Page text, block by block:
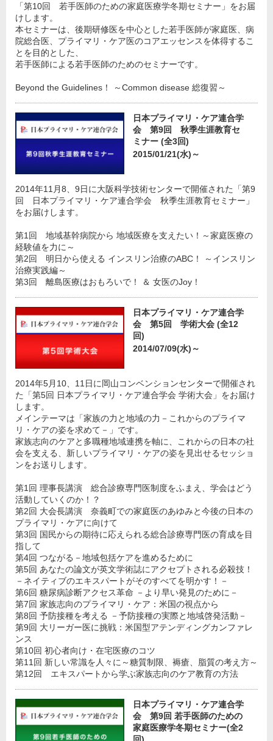
「第10回 若手医師のための家庭医療学冬期セミナー」をお届
けします。
本セミナーは、後期研修医を中心とした若手医師が家庭医、病
院総合医、プライマリ・ケア医のコアエッセンスを体得するこ
とを目的とした、
若手医師による若手医師のためのセミナーです。
Beyond the Guidelines！ ～Common disease 総復習～
日本プライマリ・ケア連合学
会 第9回 秋季生涯教育セ
ミナー (全3回)
2015/01/21(水)～
2014年11月8、9日に大阪科学技術センターで開催された「第9
回 日本プライマリ・ケア連合学会 秋季生涯教育セミナー」
をお届けします。
第1回 地域基幹病院から 地域医療を支えたい！～家庭医療の
経験値を力に～
第2回 明日から使える インスリン治療のABC！ ～インスリン
治療実践編～
第3回 離島医療はおもろいで！ ＆ 女医のJoy！
日本プライマリ・ケア連合学
会 第5回 学術大会 (全12
回)
2014/07/09(水)～
2014年5月10、11日に岡山コンベンションセンターで開催され
た「第5回 日本プライマリ・ケア連合学会 学術大会」をお届け
します。
メインテーマは「家族の力と地域の力－これからのプライマ
リ・ケアの姿を求めて－」です。
家族志向のケアと多職種地域連携を軸に、これからの日本の社
会を支える、新しいプライマリ・ケアの姿を見出せるセッショ
ンをお送りします。
第1回 理事長講演 総合診療専門医制度をふまえ、学会はどう
活動していくのか！？
第2回 大会長講演 奈義町での家庭医のあゆみと今後の日本の
プライマリ・ケアに向けて
第3回 国民からの期待に応えられる総合診療専門医の育成を目
指して
第4回 つながる－地域包括ケアを進めるために
第5回 あなたの論文が英文学術誌にアクセプトされる必殺技！
－ネイティブのエキスパートがそのすべてを明かす！－
第6回 糖尿病診断アクセス革命 －より早い発見のために－
第7回 家族志向のプライマリ・ケア：米国の視点から
第8回 予防接種を考える －予防接種の実際と地域啓発活動－
第9回 大リーガー医に挑戦：米国型アテンディングカンファレ
ンス
第10回 初心者向け・在宅医療のコツ
第11回 新しい常識を人々に～糖質制限、褥瘡、脂質の考え方～
第12回 エキスパートから学ぶ家族志向のケア教育の方法
日本プライマリ・ケア連合学
会 第9回 若手医師のための
家庭医療学冬期セミナー(全2